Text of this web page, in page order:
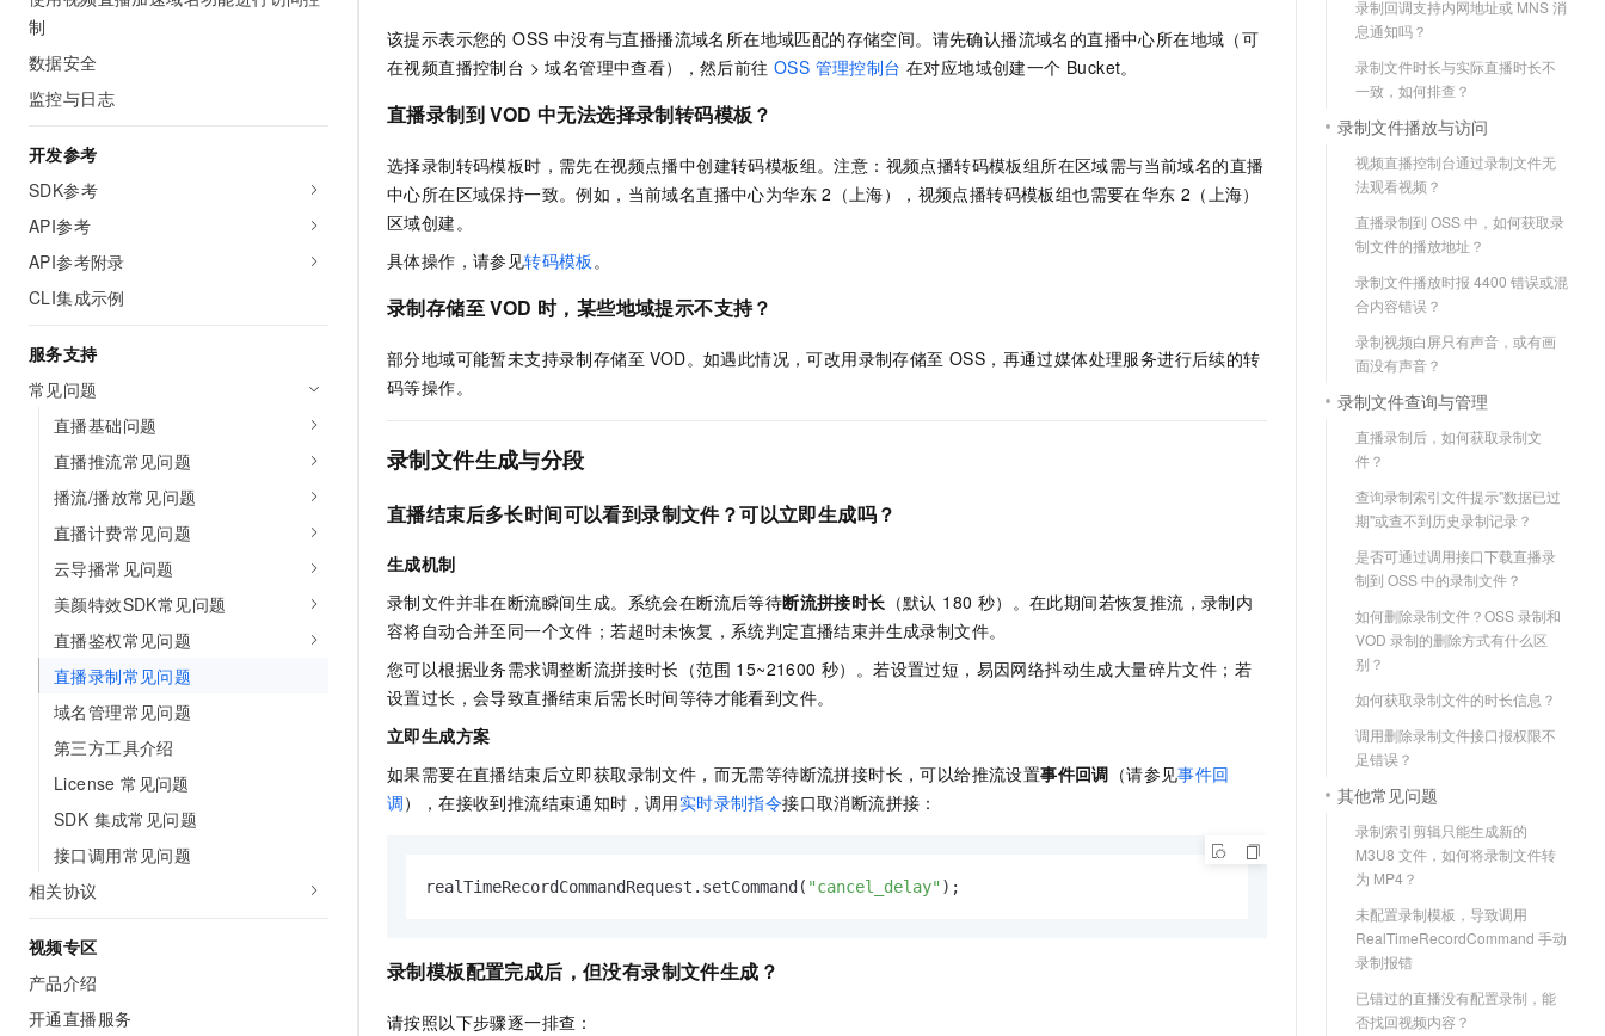
制
数据安全
监控与日志
开发参考
SDK参考
API参考
API参考附录
CLI集成示例
服务支持
常见问题
直播基础问题
直播推流常见问题
播流/播放常见问题
直播计费常见问题
云导播常见问题
美颜特效SDK常见问题
直播鉴权常见问题
直播录制常见问题
域名管理常见问题
第三方工具介绍
License 常见问题
SDK 集成常见问题
接口调用常见问题
相关协议
视频专区
产品介绍
开通直播服务
该提示表示您的 OSS 中没有与直播播流域名所在地域匹配的存储空间。请先确认播流域名的直播中心所在地域（可
在视频直播控制台 > 域名管理中查看），然后前往 OSS 管理控制台 在对应地域创建一个 Bucket。
直播录制到 VOD 中无法选择录制转码模板？
选择录制转码模板时，需先在视频点播中创建转码模板组。注意：视频点播转码模板组所在区域需与当前域名的直播
中心所在区域保持一致。例如，当前域名直播中心为华东 2（上海），视频点播转码模板组也需要在华东 2（上海）
区域创建。
具体操作，请参见转码模板 。
录制存储至 VOD 时，某些地域提示不支持？
部分地域可能暂未支持录制存储至 VOD。如遇此情况，可改用录制存储至 OSS，再通过媒体处理服务进行后续的转
码等操作。
录制文件生成与分段
直播结束后多长时间可以看到录制文件？可以立即生成吗？
生成机制
录制文件并非在断流瞬间生成。系统会在断流后等待断流拼接时长 （默认 180 秒）。在此期间若恢复推流，录制内
容将自动合并至同一个文件；若超时未恢复，系统判定直播结束并生成录制文件。
您可以根据业务需求调整断流拼接时长（范围 15~21600 秒）。若设置过短，易因网络抖动生成大量碎片文件；若
设置过长，会导致直播结束后需长时间等待才能看到文件。
立即生成方案
如果需要在直播结束后立即获取录制文件，而无需等待断流拼接时长，可以给推流设置事件回调 （请参见事件回
调），在接收到推流结束通知时，调用实时录制指令接口取消断流拼接：
realTimeRecordCommandRequest.setCommand( "cancel_delay"
录制模板配置完成后，但没有录制文件生成？
请按照以下步骤逐一排查：
录制回调支持内网地址或 MNS 消
息通知吗？
录制文件时长与实际直播时长不
一致，如何排查？
录制文件播放与访问
视频直播控制台通过录制文件无
法观看视频？
直播录制到 OSS 中，如何获取录
制文件的播放地址？
录制文件播放时报 4400 错误或混
合内容错误？
录制视频白屏只有声音，或有画
面没有声音？
录制文件查询与管理
直播录制后，如何获取录制文
件？
查询录制索引文件提示"数据已过
期"或查不到历史录制记录？
是否可通过调用接口下载直播录
制到 OSS 中的录制文件？
如何删除录制文件？OSS 录制和
VOD 录制的删除方式有什么区
别？
如何获取录制文件的时长信息？
调用删除录制文件接口报权限不
足错误？
其他常见问题
录制索引剪辑只能生成新的
M3U8 文件，如何将录制文件转
为 MP4？
未配置录制模板，导致调用
RealTimeRecordCommand 手动
录制报错
已错过的直播没有配置录制，能
否找回视频内容？